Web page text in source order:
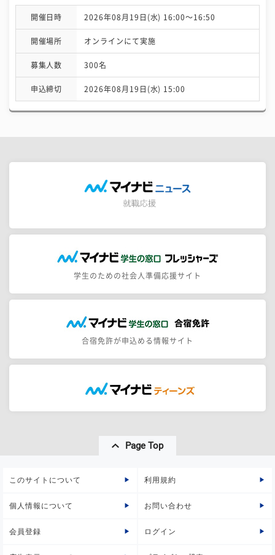
開催日時 2026年08月19日(水) 16:00〜16:50
開催場所 オンラインにて実施
募集人数 300名
申込締切 2026年08月19日(水) 15:00
学生のための社会人準備応援サイト
合宿免許が申込める情報サイト
Page Top
このサイトについて 利用規約
個人情報について お問い合わせ
会員登録 ログイン